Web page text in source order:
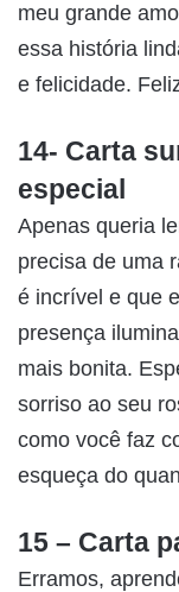
meu grande
essa história
e felicidade.
14- Carta
especial
Apenas queria
precisa de uma
é incrível e que
presença
mais bonita.
sorriso ao seu
como você faz
esqueça do
15 – Carta
Erramos,